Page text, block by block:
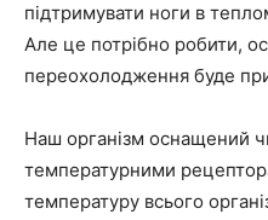
підтримувати ноги в
Але це потрібно робити,
переохолодження буде
Наш організм оснащений
температурними
температуру всього